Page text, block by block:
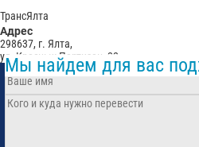
ТрансЯлта
Адрес
298637, г. Ялта,
ул. Красных Партизан, 22
Мы найдем для вас